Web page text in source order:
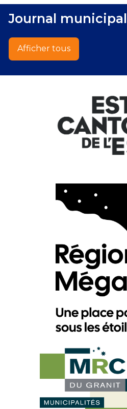
Journal municipal
Afficher tous